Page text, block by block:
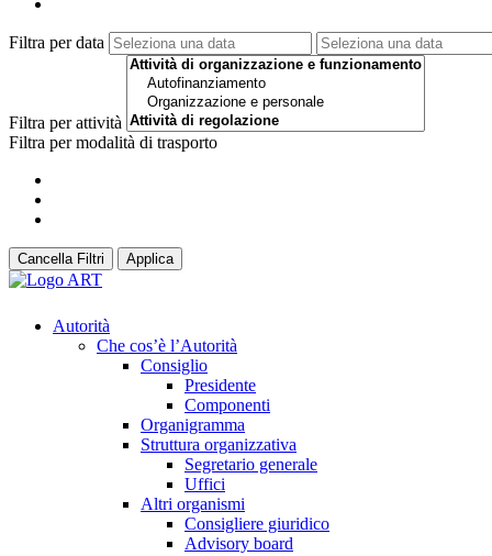
Filtra per data
Filtra per attività
Filtra per modalità di trasporto
Cancella Filtri Applica
Autorità
Che cos’è l’Autorità
Consiglio
Presidente
Componenti
Organigramma
Struttura organizzativa
Segretario generale
Uffici
Altri organismi
Consigliere giuridico
Advisory board